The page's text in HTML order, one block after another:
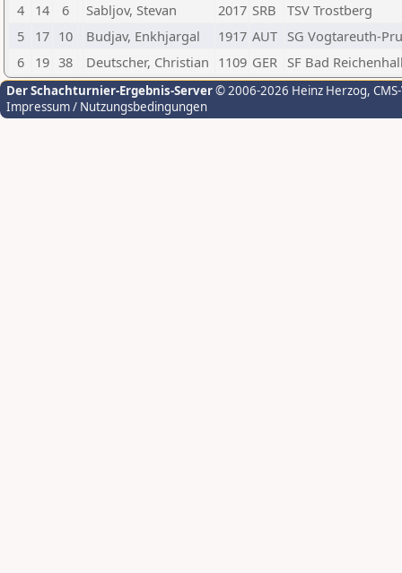
4
14 6 Sabljov, Stevan 2017 SRB
TSV Trostberg
5
17 10 Budjav, Enkhjargal 1917 AUT SG Vogtareuth-
6
19 38 Deutscher, Christian 1109 GER SF Bad
Der Schachturnier-Ergebnis-Server© 2006-2026 Heinz Herzog,
Impressum / Nutzungsbedingungen